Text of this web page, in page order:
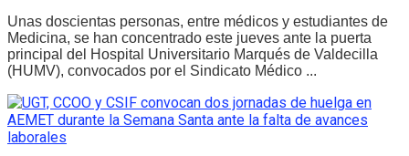
Unas doscientas personas, entre médicos y estudiantes de
Medicina, se han concentrado este jueves ante la puerta
principal del Hospital Universitario Marqués de Valdecilla
(HUMV), convocados por el Sindicato Médico ...